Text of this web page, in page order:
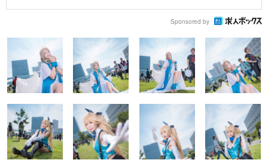
Sponsored by